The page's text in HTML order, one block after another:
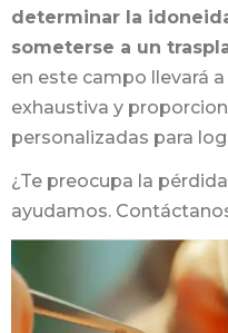
determinar la
someterse a un
en este campo llevará
exhaustiva y
personalizadas para
¿Te preocupa la
ayudamos.